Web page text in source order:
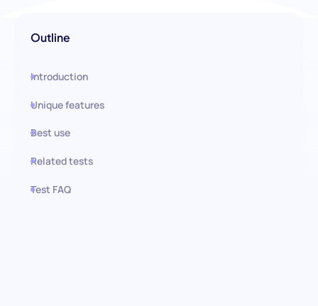
Outline
Introduction
Unique features
Best use
Related tests
Test FAQ